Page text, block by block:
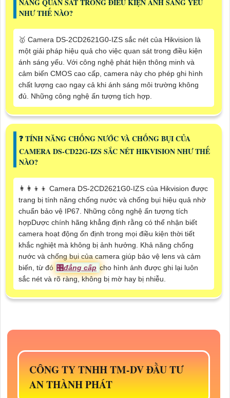
NĂNG QUAN SÁT TRONG ĐIỀU KIỆN ÁNH SÁNG YẾU
NHƯ THẾ NÀO?
🥇 Camera DS-2CD2621G0-IZS sắc nét của Hikvision là
một giải pháp hiệu quả cho việc quan sát trong điều kiện
ánh sáng yếu. Với công nghệ phát hiện thông minh và
cảm biến CMOS cao cấp, camera này cho phép ghi hình
chất lượng cao ngay cả khi ánh sáng môi trường không
đủ. Những công nghệ ấn tượng tích hợp.
️❓ TÍNH NĂNG CHỐNG NƯỚC VÀ CHỐNG BỤI CỦA
CAMERA DS-CD22G-IZS SẮC NÉT HIKVISION NHƯ THẾ
NÀO?
👩‍👩‍👦‍👦 Camera DS-2CD2621G0-IZS của Hikvision được
trang bị tính năng chống nước và chống bụi hiệu quả nhờ
chuẩn bảo vệ IP67. Những công nghệ ấn tượng tích
hợpDược chính hãng khẳng định rằng có thể nhận biết
camera hoạt động ổn định trong mọi điều kiện thời tiết
khắc nghiệt mà không bị ảnh hưởng. Khả năng chống
nước và chống bụi của camera giúp bảo vệ lens và cảm
biến, từ đó 🎛đẳng cấp cho hình ảnh được ghi lại luôn
sắc nét và rõ ràng, không bị mờ hay bị nhiễu.
CÔNG TY TNHH TM-DV ĐẦU TƯ
AN THÀNH PHÁT